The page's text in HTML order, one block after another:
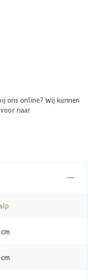
ons online? Wij kunnen
naar